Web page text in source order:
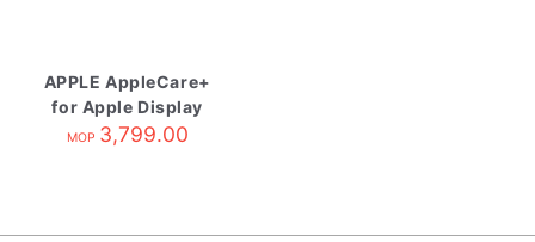
APPLE AppleCare+
for Apple Display
MOP 3,799.00